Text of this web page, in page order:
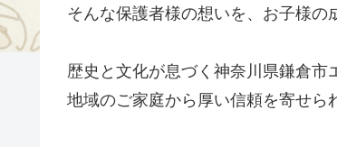
そんな保護者様の想いを、お子様の
歴史と文化が息づく神奈川県鎌倉市
地域のご家庭から厚い信頼を寄せら